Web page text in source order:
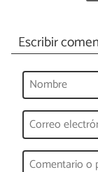
Escribir